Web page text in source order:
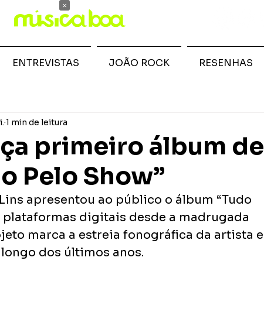
primeiro álbum de
Pelo Show”
1 min de leitura
apresentou ao público o álbum “Tudo
plataformas digitais desde a madrugada
marca a estreia fonográfica da artista e
dos últimos anos.
ENTREVISTAS JOÃO ROCK RESENHAS
×